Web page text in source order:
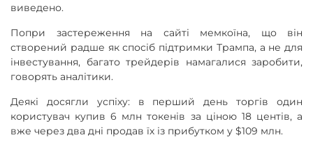
виведено.
Попри застереження на сайті мемкоїна, що він
створений радше як спосіб підтримки Трампа, а не для
інвестування, багато трейдерів намагалися заробити,
говорять аналітики.
Деякі досягли успіху: в перший день торгів один
користувач купив 6 млн токенів за ціною 18 центів, а
вже через два дні продав їх із прибутком у $109 млн.